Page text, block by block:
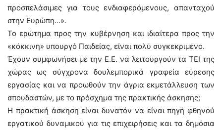
προσπελάσιμες για τους ενδιαφερόμενους, απανταχού
στην Ευρώπη…».
Το ερώτημα προς την κυβέρνηση και ιδιαίτερα προς την
«κόκκινη» υπουργό Παιδείας, είναι πολύ συγκεκριμένο.
Έχουν συμφωνήσει με την Ε.Ε. να λειτουργούν τα ΤΕΙ της
χώρας ως σύγχρονα δουλεμπορικά γραφεία εύρεσης
εργασίας και να προωθούν την άγρια εκμετάλλευση των
σπουδαστών, με το πρόσχημα της πρακτικής άσκησης;
Η πρακτική άσκηση είναι δυνατόν να είναι πηγή φθηνού
εργατικού δυναμικού για τις επιχειρήσεις και τα δημόσια